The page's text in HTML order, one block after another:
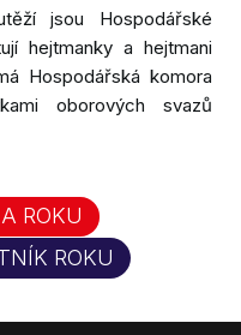
jsou Hospodářské
hejtmanky a hejtmani
Hospodářská komora
oborových svazů
ROKU
ROKU